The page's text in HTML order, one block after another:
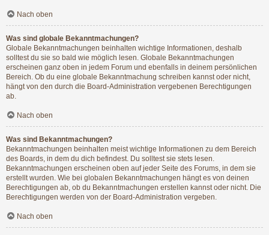
Nach oben
Was sind globale Bekanntmachungen?
Globale Bekanntmachungen beinhalten wichtige Informationen, deshalb
solltest du sie so bald wie möglich lesen. Globale Bekanntmachungen
erscheinen ganz oben in jedem Forum und ebenfalls in deinem persönlichen
Bereich. Ob du eine globale Bekanntmachung schreiben kannst oder nicht,
hängt von den durch die Board-Administration vergebenen Berechtigungen
ab.
Nach oben
Was sind Bekanntmachungen?
Bekanntmachungen beinhalten meist wichtige Informationen zu dem Bereich
des Boards, in dem du dich befindest. Du solltest sie stets lesen.
Bekanntmachungen erscheinen oben auf jeder Seite des Forums, in dem sie
erstellt wurden. Wie bei globalen Bekanntmachungen hängt es von deinen
Berechtigungen ab, ob du Bekanntmachungen erstellen kannst oder nicht. Die
Berechtigungen werden von der Board-Administration vergeben.
Nach oben